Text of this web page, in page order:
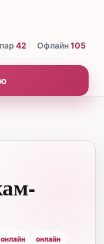
42 Офлайн105
онлайн